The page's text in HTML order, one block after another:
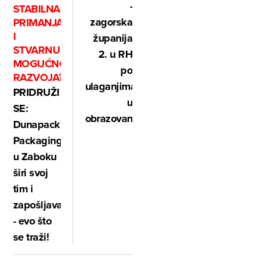
STABILNA
PRIMANJA
I
STVARNU
MOGUĆNOST
RAZVOJA?
PRIDRUŽI
SE:
Dunapack
Packaging
u Zaboku
širi svoj
tim i
zapošljava
- evo što
se traži!
-
zagorska
županija
2. u RH
po
ulaganjima
u
obrazovanje